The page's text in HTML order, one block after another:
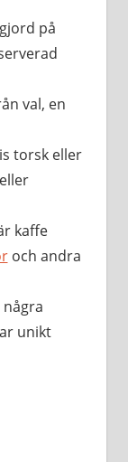
på
val, en
torsk eller
kaffe
och andra
unikt